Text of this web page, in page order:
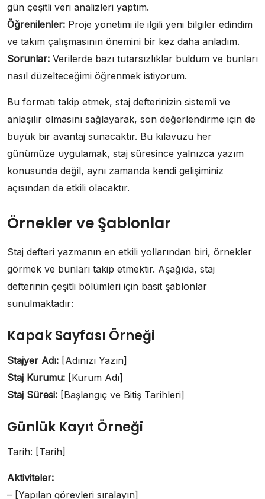
gün çeşitli veri analizleri yaptım.
Öğrenilenler: Proje yönetimi ile ilgili yeni bilgiler edindim
ve takım çalışmasının önemini bir kez daha anladım.
Sorunlar: Verilerde bazı tutarsızlıklar buldum ve bunları
nasıl düzelteceğimi öğrenmek istiyorum.
Bu formatı takip etmek, staj defterinizin sistemli ve
anlaşılır olmasını sağlayarak, son değerlendirme için de
büyük bir avantaj sunacaktır. Bu kılavuzu her
günümüze uygulamak, staj süresince yalnızca yazım
konusunda değil, aynı zamanda kendi gelişiminiz
açısından da etkili olacaktır.
Örnekler ve Şablonlar
Staj defteri yazmanın en etkili yollarından biri, örnekler
görmek ve bunları takip etmektir. Aşağıda, staj
defterinin çeşitli bölümleri için basit şablonlar
sunulmaktadır:
Kapak Sayfası Örneği
Stajyer Adı: [Adınızı Yazın]
Staj Kurumu: [Kurum Adı]
Staj Süresi: [Başlangıç ve Bitiş Tarihleri]
Günlük Kayıt Örneği
Tarih: [Tarih]
Aktiviteler:
– [Yapılan görevleri sıralayın]